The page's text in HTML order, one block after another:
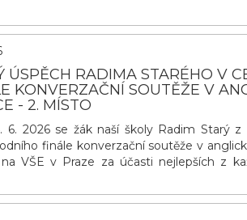
ÚSPĚCH RADIMA STARÉHO V
KONVERZAČNÍ SOUTĚŽE V
- 2. MÍSTO
2026 se žák naší školy Radim Starý z
finále konverzační soutěže v
VŠE v Praze za účasti nejlepších z
Radim si poradil skvěle se svým
druhé místo. Patří mu obrovské díky za